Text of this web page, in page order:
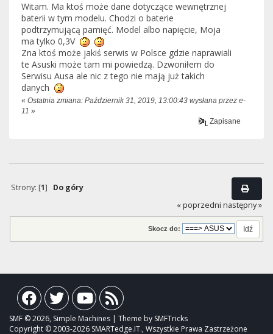
Witam. Ma ktoś może dane dotyczące wewnętrznej
baterii w tym modelu. Chodzi o baterie
podtrzymującą pamięć. Model albo napięcie, Moja
ma tylko 0,3V
Zna ktoś może jakiś serwis w Polsce gdzie naprawiali
te Asuski może tam mi powiedzą. Dzwoniłem do
Serwisu Ausa ale nic z tego nie mają już takich
danych
« Ostatnia zmiana: Październik 31, 2019, 13:00:43 wysłana przez e-
11 »
Zapisane
Strony: [1] Do góry
« poprzedni następny »
Skocz do:
SMF © 2026, Simple Machines | Theme by SMFTricks
Copyright © 2003-2026 SMARTedge.IT., Wszystkie Prawa Zastrzeżone